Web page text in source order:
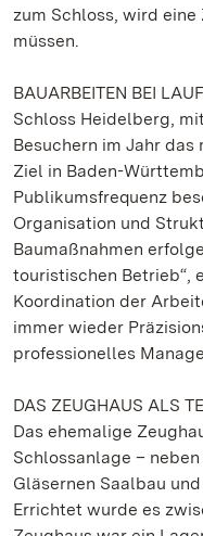
zum Schloss, wird
müssen.
BAUARBEITEN BEI
Schloss Heidelberg,
Besuchern im Jahr
Ziel in Baden-
Publikumsfrequenz
Organisation und
Baumaßnahmen
touristischen Betrieb“,
Koordination der
immer wieder
professionelles
DAS ZEUGHAUS ALS
Das ehemalige
Schlossanlage –
Gläsernen Saalbau
Errichtet wurde es